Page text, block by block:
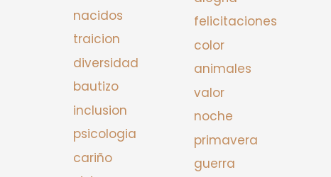
nacidos
traicion
diversidad
bautizo
inclusion
psicologia
cariño
felicitaciones
color
animales
valor
noche
primavera
guerra